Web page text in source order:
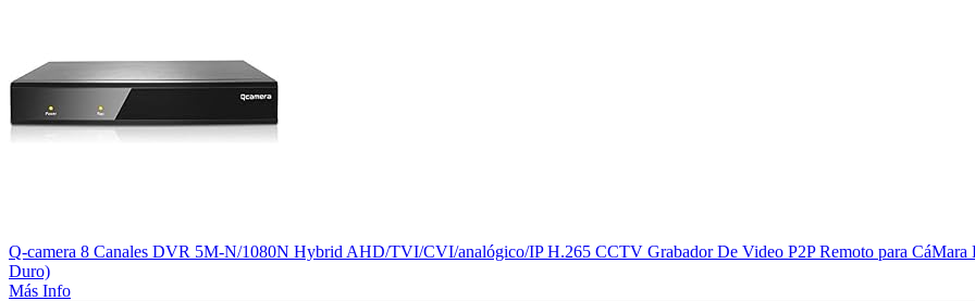
Q-camera 8 Canales DVR 5M-N/1080N Hybrid AHD/TVI/CVI/analógico/IP H.265 CCTV Grabador De Video P2P Remoto para CáMara
Duro)
Más Info